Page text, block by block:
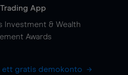
App
Investment & Wealth
Awards
ett gratis demokonto